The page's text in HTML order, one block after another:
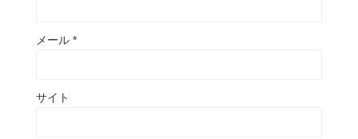
メール *
サイト